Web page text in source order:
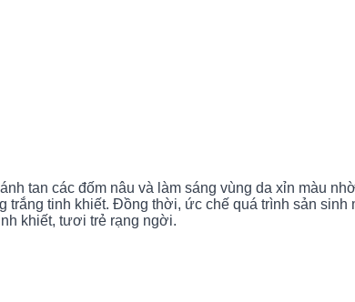
tan các đốm nâu và làm sáng vùng da xỉn màu
trắng tinh khiết. Đồng thời, ức chế quá trình sản
khiết, tươi trẻ rạng ngời.